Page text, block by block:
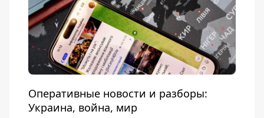
Оперативные новости и разборы:
Украина, война, мир